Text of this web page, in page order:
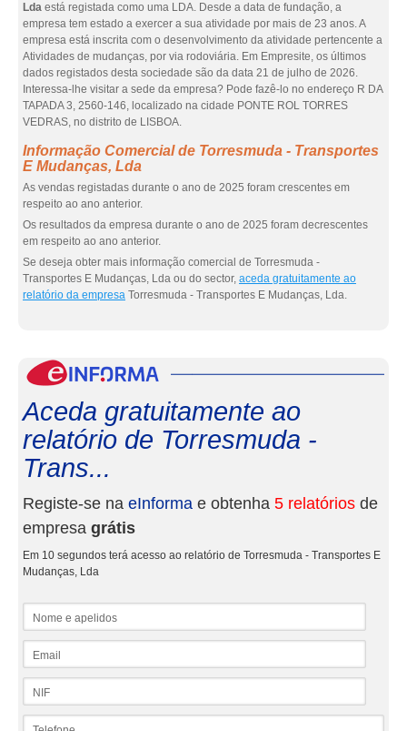
Lda está registada como uma LDA. Desde a data de fundação, a
empresa tem estado a exercer a sua atividade por mais de 23 anos. A
empresa está inscrita com o desenvolvimento da atividade pertencente a
Atividades de mudanças, por via rodoviária. Em Empresite, os últimos
dados registados desta sociedade são da data 21 de julho de 2026.
Interessa-lhe visitar a sede da empresa? Pode fazê-lo no endereço R DA
TAPADA 3, 2560-146, localizado na cidade PONTE ROL TORRES
VEDRAS, no distrito de LISBOA.
Informação Comercial de Torresmuda - Transportes
E Mudanças, Lda
As vendas registadas durante o ano de 2025 foram crescentes em
respeito ao ano anterior.
Os resultados da empresa durante o ano de 2025 foram decrescentes
em respeito ao ano anterior.
Se deseja obter mais informação comercial de Torresmuda -
Transportes E Mudanças, Lda ou do sector, aceda gratuitamente ao
relatório da empresa Torresmuda - Transportes E Mudanças, Lda.
Aceda gratuitamente ao
relatório de Torresmuda -
Trans...
Registe-se na eInforma e obtenha 5 relatórios de
empresa grátis
Em 10 segundos terá acesso ao relatório de Torresmuda - Transportes E
Mudanças, Lda